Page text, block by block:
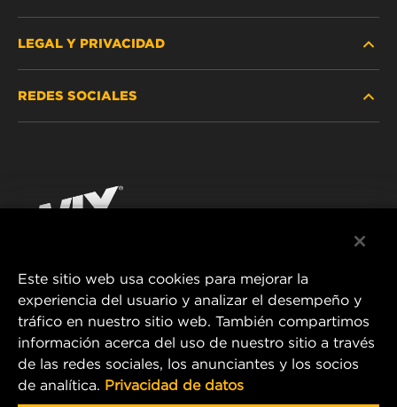
DÓNDE COMPRAR
¡CONTÁCTENOS!
LEGAL Y PRIVACIDAD
IMPRESSUM
REDES SOCIALES
YouTube
MANN+HUMMEL FT Poland
ul. Wrocławska 145,
63-800 GOSTYŃ, POLAND
Tel. +48 65 572 89 00
E-mail:info@mann-hummel.com
Este sitio web usa cookies para mejorar la
experiencia del usuario y analizar el desempeño y
tráfico en nuestro sitio web. También compartimos
información acerca del uso de nuestro sitio a través
de las redes sociales, los anunciantes y los socios
de analítica. Privacidad de datos